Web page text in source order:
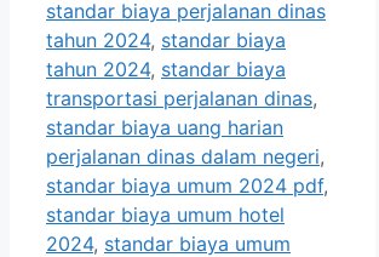
standar biaya perjalanan dinas
tahun 2024, standar biaya
tahun 2024, standar biaya
transportasi perjalanan dinas,
standar biaya uang harian
perjalanan dinas dalam negeri,
standar biaya umum 2024 pdf,
standar biaya umum hotel
2024, standar biaya umum